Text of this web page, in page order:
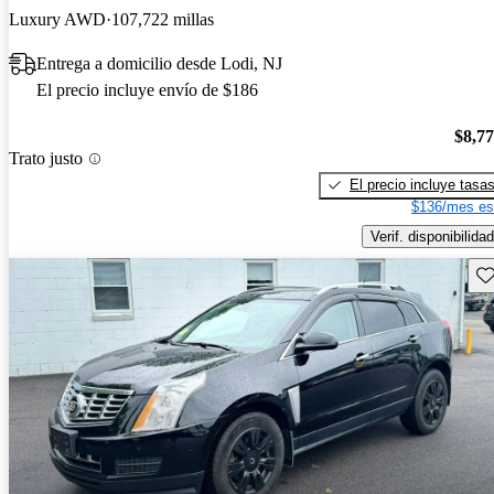
Luxury AWD 107,722 millas
Entrega a domicilio desde Lodi, NJ
El precio incluye envío de $186
Trato justo
El precio incluye tasas
$136/mes
Verif. disponibilidad